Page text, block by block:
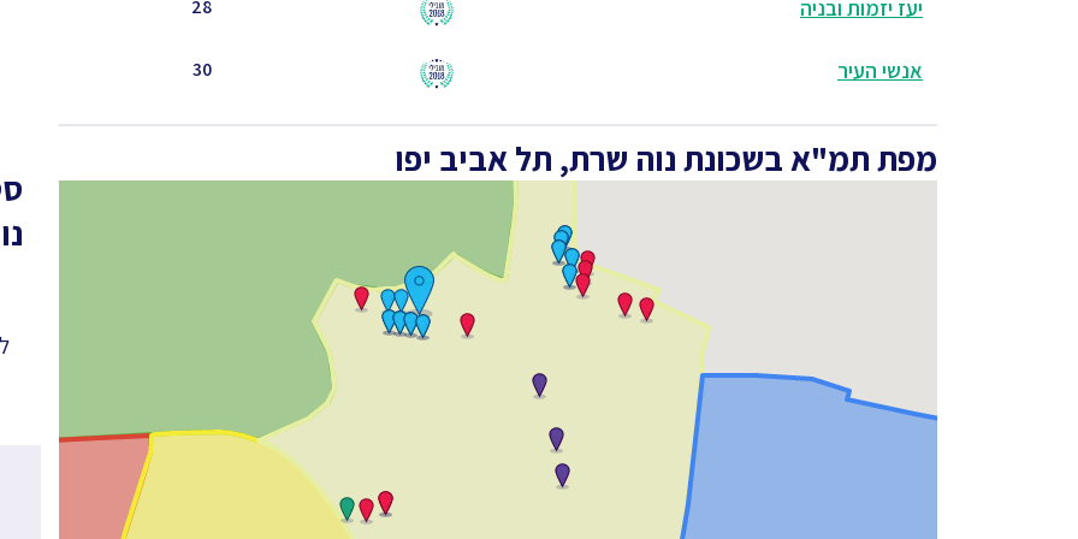
יעז יזמות ובניה 28
אנשי העיר 30
מפת תמ"א בשכונת נוה שרת, תל אביב יפו